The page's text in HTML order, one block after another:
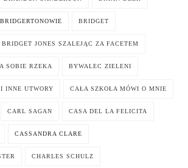
BRIDGERTONOWIE BRIDGET
BRIDGET JONES SZALEJĄC ZA FACETEM
SOBIE RZEKA BYWALEC ZIELENI
INNE UTWORY CAŁA SZKOŁA MÓWI O MNIE
CARL SAGAN CASA DEL LA FELICITA
CASSANDRA CLARE
CHARLES SCHULZ